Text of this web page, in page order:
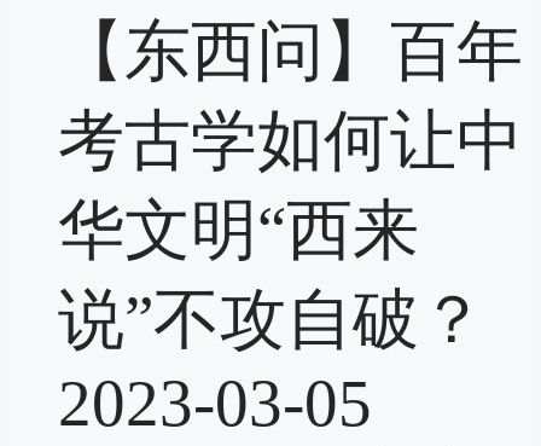
【东西问】百年
考古学如何让中
华文明“西来
说”不攻自破？
2023-03-05